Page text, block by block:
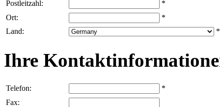
Postleitzahl:
*
Ort:
*
Land:
*
Ihre
Telefon:
*
Fax: